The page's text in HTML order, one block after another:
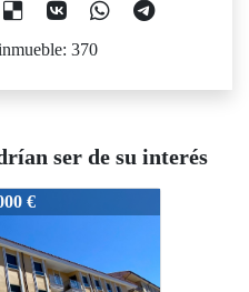
370
ser de su interés
€